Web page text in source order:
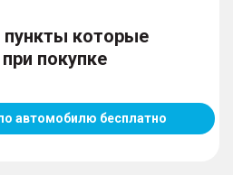
пункты которые
покупке
автомобилю бесплатно